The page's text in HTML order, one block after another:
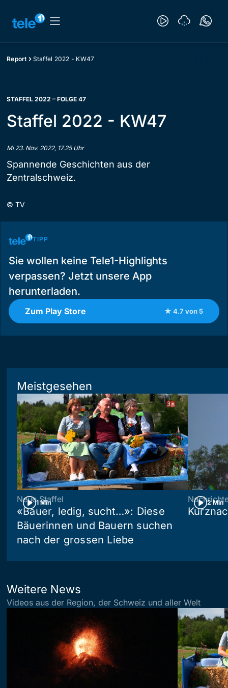
Report Staffel 2022 - KW47
STAFFEL 2022 – FOLGE 47
Staffel 2022 - KW47
Mi 23. Nov. 2022, 17.25 Uhr
Spannende Geschichten aus der
Zentralschweiz.
© TV
TIPP
Sie wollen keine Tele1-Highlights
verpassen? Jetzt unsere App
herunterladen.
Zum Play Store ★ 4.7 von 5
Meistgesehen
1 Min
Neue Staffel
«Bauer, ledig, sucht…»: Diese
Bäuerinnen und Bauern suchen
nach der grossen Liebe
2 Min
Weitere News
Videos aus der Region, der Schweiz und aller Welt